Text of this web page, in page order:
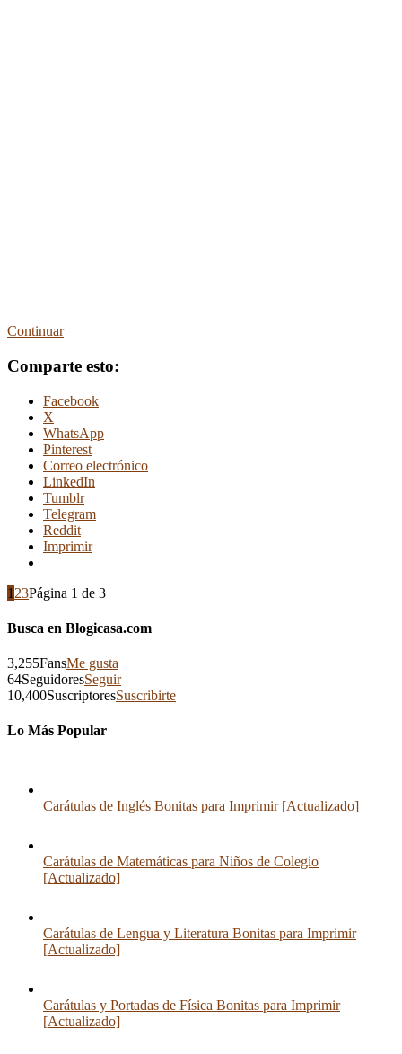
Continuar
Comparte esto:
Facebook
X
WhatsApp
Pinterest
Correo electrónico
LinkedIn
Tumblr
Telegram
Reddit
Imprimir
1 23Página 1 de 3
Busca en Blogicasa.com
3,255FansMe gusta
64SeguidoresSeguir
10,400SuscriptoresSuscribirte
Lo Más Popular
Carátulas de Inglés Bonitas para Imprimir [Actualizado]
Carátulas de Matemáticas para Niños de Colegio
[Actualizado]
Carátulas de Lengua y Literatura Bonitas para Imprimir
[Actualizado]
Carátulas y Portadas de Física Bonitas para Imprimir
[Actualizado]